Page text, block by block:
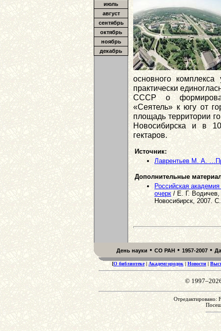
июль
август
сентябрь
октябрь
ноябрь
декабрь
основного
практически
СССР о
«Сеятель» к югу от
площадь территории
Новосибирска и в
гектаров.
Источник:
Лаврентьев М. А.
Дополнительные
Российская
очерк/ Е. Г.
Новосибирск, 2007.
День науки • СО РАН • 1957-2007 •
[О библиотеке| Академгородок | Новости |
©
Отредактировано: